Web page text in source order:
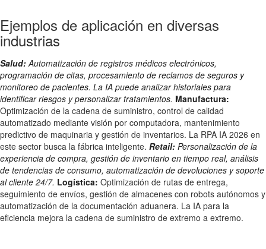
Ejemplos de aplicación en diversas
industrias
Salud: Automatización de registros médicos electrónicos,
programación de citas, procesamiento de reclamos de seguros y
monitoreo de pacientes. La IA puede analizar historiales para
identificar riesgos y personalizar tratamientos. Manufactura:
Optimización de la cadena de suministro, control de calidad
automatizado mediante visión por computadora, mantenimiento
predictivo de maquinaria y gestión de inventarios. La RPA IA 2026 en
este sector busca la fábrica inteligente. Retail: Personalización de la
experiencia de compra, gestión de inventario en tiempo real, análisis
de tendencias de consumo, automatización de devoluciones y soporte
al cliente 24/7. Logística: Optimización de rutas de entrega,
seguimiento de envíos, gestión de almacenes con robots autónomos y
automatización de la documentación aduanera. La IA para la
eficiencia mejora la cadena de suministro de extremo a extremo.